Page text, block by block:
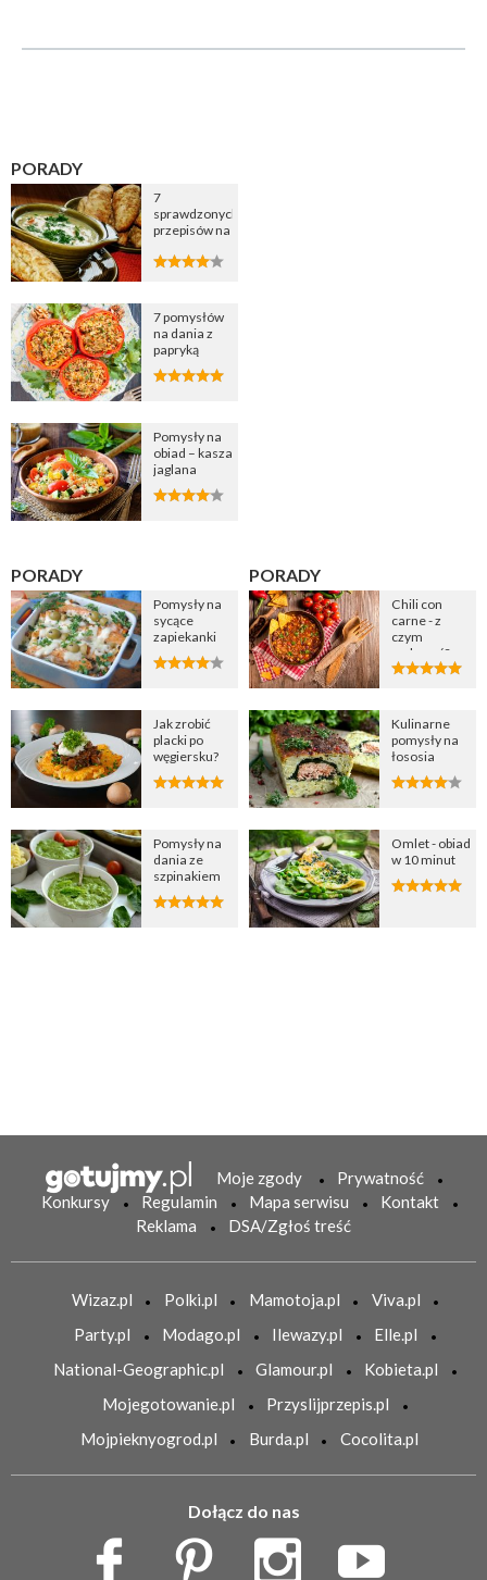
PORADY
7
sprawdzonych
przepisów na
cebulową
7 pomysłów
na dania z
papryką
Pomysły na
obiad – kasza
jaglana
PORADY
Pomysły na
sycące
zapiekanki
Jak zrobić
placki po
węgiersku?
Pomysły na
dania ze
szpinakiem
PORADY
Chili con
carne - z
czym
podawać?
Kulinarne
pomysły na
łososia
Omlet - obiad
w 10 minut
Moje zgody
Prywatność
Konkursy
Regulamin Mapa serwisu
Kontakt
Reklama
DSA/Zgłoś treść
Wizaz.pl Polki.pl Mamotoja.pl
Viva.pl
Party.pl
Modago.pl Ilewazy.pl
Elle.pl
National-Geographic.pl
Glamour.pl
Kobieta.pl
Mojegotowanie.pl
Przyslijprzepis.pl
Mojpieknyogrod.pl
Burda.pl Cocolita.pl
Dołącz do nas